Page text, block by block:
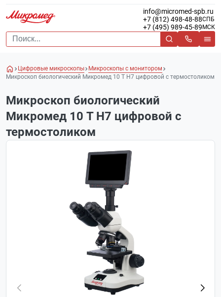
info@micromed-spb.ru
+7 (812) 498-48-88СПБ
+7 (495) 989-45-89 МСК
Цифровые микроскопы
Микроскопы с монитором
Микроскоп биологический Микромед 10 T H7 цифровой c термостоликом
Микроскоп биологический
Микромед 10 T H7 цифровой c
термостоликом